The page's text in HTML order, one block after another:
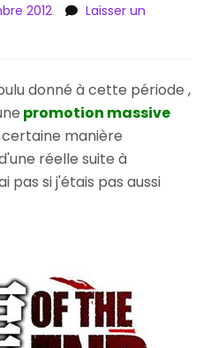
2012
Laisser un
donné à cette période ,
promotion massive
certaine manière
réelle suite à
pas si j'étais pas aussi